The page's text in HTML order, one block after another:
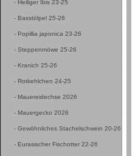
- Heiliger Ibis 23-25
- Basstölpel 25-26
- Popillia japonica 23-26
- Steppenmöwe 25-26
- Kranich 25-26
- Rotkehlchen 24-25
- Mauereidechse 2026
- Mauergecko 2026
- Gewöhnliches Stachelschwein 20-26
- Eurasischer Fischotter 22-26